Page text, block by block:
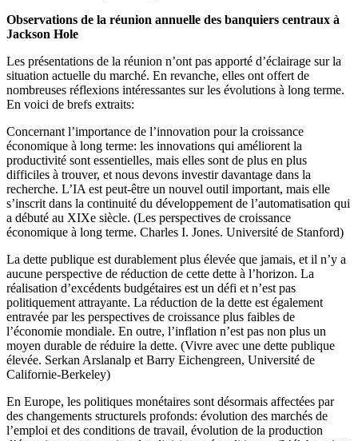
Observations de la réunion annuelle des banquiers centraux à
Jackson Hole
Les présentations de la réunion n’ont pas apporté d’éclairage sur la
situation actuelle du marché. En revanche, elles ont offert de
nombreuses réflexions intéressantes sur les évolutions à long terme.
En voici de brefs extraits:
Concernant l’importance de l’innovation pour la croissance
économique à long terme: les innovations qui améliorent la
productivité sont essentielles, mais elles sont de plus en plus
difficiles à trouver, et nous devons investir davantage dans la
recherche. L’IA est peut-être un nouvel outil important, mais elle
s’inscrit dans la continuité du développement de l’automatisation qui
a débuté au XIXe siècle. (Les perspectives de croissance
économique à long terme. Charles I. Jones. Université de Stanford)
La dette publique est durablement plus élevée que jamais, et il n’y a
aucune perspective de réduction de cette dette à l’horizon. La
réalisation d’excédents budgétaires est un défi et n’est pas
politiquement attrayante. La réduction de la dette est également
entravée par les perspectives de croissance plus faibles de
l’économie mondiale. En outre, l’inflation n’est pas non plus un
moyen durable de réduire la dette. (Vivre avec une dette publique
élevée. Serkan Arslanalp et Barry Eichengreen, Université de
Californie-Berkeley)
En Europe, les politiques monétaires sont désormais affectées par
des changements structurels profonds: évolution des marchés de
l’emploi et des conditions de travail, évolution de la production